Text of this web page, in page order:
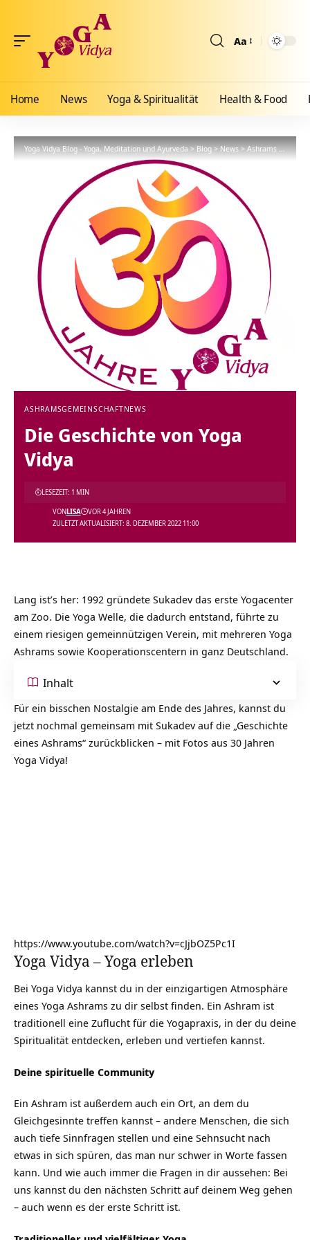
Aa
Home News Yoga & Spiritualität Health & Food
Yoga Vidya Blog - Yoga, Meditation und Ayurveda>Blog>News>Ashrams>
ASHRAMSGEMEINSCHAFTNEWS
Die Geschichte von Yoga
Vidya
ZULETZT AKTUALISIERT: 8. DEZEMBER 2022 11:00
VONLISA VOR 4 JAHREN
LESEZEIT: 1 MIN
Lang ist’s her: 1992 gründete Sukadev das erste Yogacenter
am Zoo. Die Yoga Welle, die dadurch entstand, führte zu
einem riesigen gemeinnützigen Verein, mit mehreren Yoga
Ashrams sowie Kooperationscentern in ganz Deutschland.
Inhalt
Für ein bisschen Nostalgie am Ende des Jahres, kannst du
jetzt nochmal gemeinsam mit Sukadev auf die „Geschichte
eines Ashrams“ zurückblicken – mit Fotos aus 30 Jahren
Yoga Vidya!
https://www.youtube.com/watch?v=cJjbOZ5Pc1I
Yoga Vidya – Yoga erleben
Bei Yoga Vidya kannst du in der einzigartigen Atmosphäre
eines Yoga Ashrams zu dir selbst finden. Ein Ashram ist
traditionell eine Zuflucht für die Yogapraxis, in der du deine
Spiritualität entdecken, erleben und vertiefen kannst.
Deine spirituelle Community
Ein Ashram ist außerdem auch ein Ort, an dem du
Gleichgesinnte treffen kannst – andere Menschen, die sich
auch tiefe Sinnfragen stellen und eine Sehnsucht nach
etwas in sich spüren, das man nur schwer in Worte fassen
kann. Und wie auch immer die Fragen in dir aussehen: Bei
uns kannst du den nächsten Schritt auf deinem Weg gehen
– auch wenn es der erste Schritt ist.